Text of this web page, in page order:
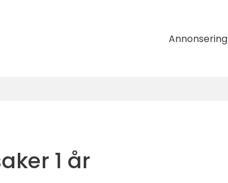
Annonsering
1 år